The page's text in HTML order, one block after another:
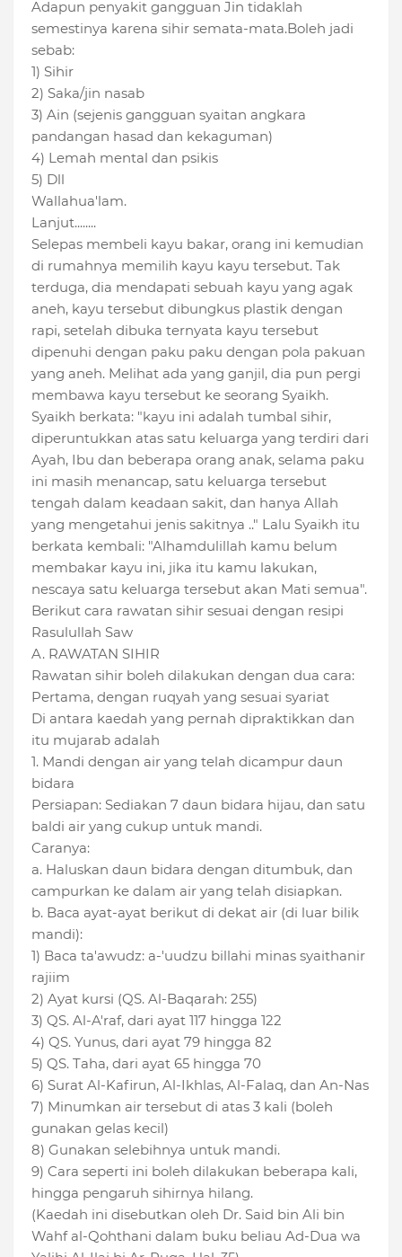
Adapun penyakit gangguan Jin tidaklah
semestinya karena sihir semata-mata.Boleh jadi
sebab:
1) Sihir
2) Saka/jin nasab
3) Ain (sejenis gangguan syaitan angkara
pandangan hasad dan kekaguman)
4) Lemah mental dan psikis
5) Dll
Wallahua'lam.
Lanjut........
Selepas membeli kayu bakar, orang ini kemudian
di rumahnya memilih kayu kayu tersebut. Tak
terduga, dia mendapati sebuah kayu yang agak
aneh, kayu tersebut dibungkus plastik dengan
rapi, setelah dibuka ternyata kayu tersebut
dipenuhi dengan paku paku dengan pola pakuan
yang aneh. Melihat ada yang ganjil, dia pun pergi
membawa kayu tersebut ke seorang Syaikh.
Syaikh berkata: "kayu ini adalah tumbal sihir,
diperuntukkan atas satu keluarga yang terdiri dari
Ayah, Ibu dan beberapa orang anak, selama paku
ini masih menancap, satu keluarga tersebut
tengah dalam keadaan sakit, dan hanya Allah
yang mengetahui jenis sakitnya .." Lalu Syaikh itu
berkata kembali: "Alhamdulillah kamu belum
membakar kayu ini, jika itu kamu lakukan,
nescaya satu keluarga tersebut akan Mati semua".
Berikut cara rawatan sihir sesuai dengan resipi
Rasulullah Saw
A. RAWATAN SIHIR
Rawatan sihir boleh dilakukan dengan dua cara:
Pertama, dengan ruqyah yang sesuai syariat
Di antara kaedah yang pernah dipraktikkan dan
itu mujarab adalah
1. Mandi dengan air yang telah dicampur daun
bidara
Persiapan: Sediakan 7 daun bidara hijau, dan satu
baldi air yang cukup untuk mandi.
Caranya:
a. Haluskan daun bidara dengan ditumbuk, dan
campurkan ke dalam air yang telah disiapkan.
b. Baca ayat-ayat berikut di dekat air (di luar bilik
mandi):
1) Baca ta'awudz: a-'uudzu billahi minas syaithanir
rajiim
2) Ayat kursi (QS. Al-Baqarah: 255)
3) QS. Al-A'raf, dari ayat 117 hingga 122
4) QS. Yunus, dari ayat 79 hingga 82
5) QS. Taha, dari ayat 65 hingga 70
6) Surat Al-Kafirun, Al-Ikhlas, Al-Falaq, dan An-Nas
7) Minumkan air tersebut di atas 3 kali (boleh
gunakan gelas kecil)
8) Gunakan selebihnya untuk mandi.
9) Cara seperti ini boleh dilakukan beberapa kali,
hingga pengaruh sihirnya hilang.
(Kaedah ini disebutkan oleh Dr. Said bin Ali bin
Wahf al-Qohthani dalam buku beliau Ad-Dua wa